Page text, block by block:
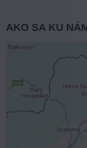
AKO SA KU
Externý
Prajete si